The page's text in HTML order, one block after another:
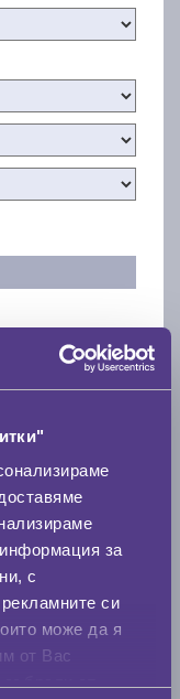
за
с
си
може да я
от Вас
км/ч
автомобил